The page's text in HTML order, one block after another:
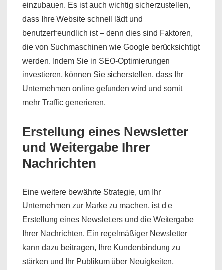
einzubauen. Es ist auch wichtig sicherzustellen,
dass Ihre Website schnell lädt und
benutzerfreundlich ist – denn dies sind Faktoren,
die von Suchmaschinen wie Google berücksichtigt
werden. Indem Sie in SEO-Optimierungen
investieren, können Sie sicherstellen, dass Ihr
Unternehmen online gefunden wird und somit
mehr Traffic generieren.
Erstellung eines Newsletter
und Weitergabe Ihrer
Nachrichten
Eine weitere bewährte Strategie, um Ihr
Unternehmen zur Marke zu machen, ist die
Erstellung eines Newsletters und die Weitergabe
Ihrer Nachrichten. Ein regelmäßiger Newsletter
kann dazu beitragen, Ihre Kundenbindung zu
stärken und Ihr Publikum über Neuigkeiten,